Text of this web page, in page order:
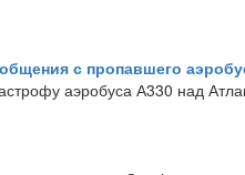
с пропавшего
аэробуса А330 над